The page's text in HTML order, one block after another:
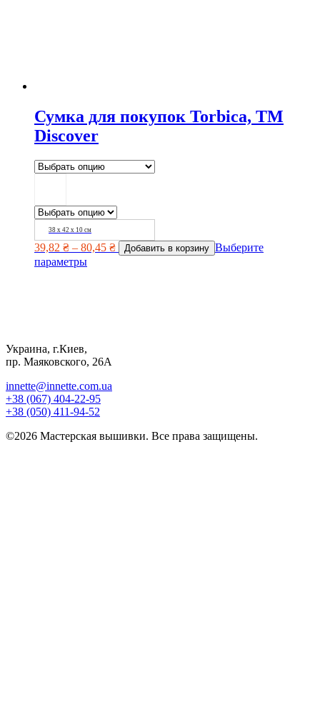
Сумка для покупок Torbica, TM
Discover
38 х 42 х 10 см
39,82 ₴ – 80,45 ₴ Добавить в корзину Выберите
параметры
Украина, г.Киев,
пр. Маяковского, 26А
innette@innette.com.ua
+38 (067) 404-22-95
+38 (050) 411-94-52
©2026 Мастерская вышивки. Все права защищены.